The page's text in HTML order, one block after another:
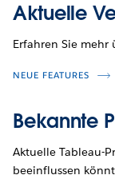
Aktuelle
Erfahren Sie
NEUE FEATURES
Bekannte
Aktuelle Tableau-
beeinflussen